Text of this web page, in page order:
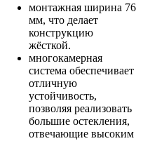
монтажная ширина 76
мм, что делает
конструкцию
жёсткой.
многокамерная
система обеспечивает
отличную
устойчивость,
позволяя реализовать
большие остекления,
отвечающие высоким